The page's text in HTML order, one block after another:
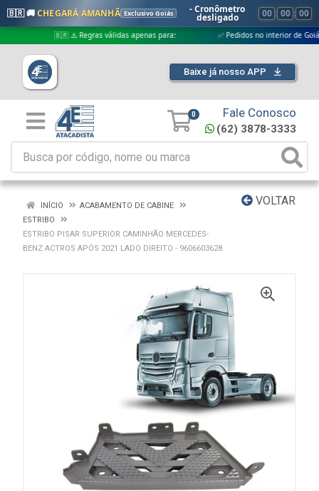
🇧🇷 🚚CHEGARÁ AMANHÃ Exclusivo Goiás - Cronômetro
desligado 00 : 00 : 00
🇧🇷 ⚠️ Regras válidas apenas para: ✅ Pedidos no interior de Goiás
Baixe já nosso APP
0 Fale Conosco
(62) 3878-3333
VOLTAR
INÍCIO
ACABAMENTO DE CABINE
ESTRIBO
ESTRIBO PISAR SUPERIOR CAMINHÃO MERCEDES-
BENZ ACTROS APÓS 2021 LADO DIREITO - 9606603628